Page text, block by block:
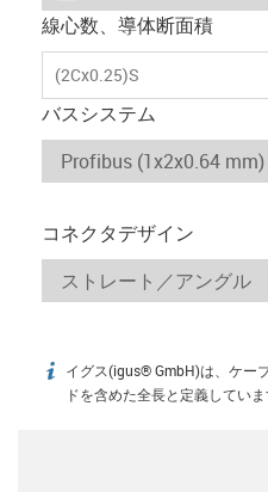
線心数、導体断面積
(2Cx0.25)S
バスシステム
コネクタデザイン
igus-icon-info
イグス(igus® GmbH)は、ケー
ドを含めた全長と定義していま